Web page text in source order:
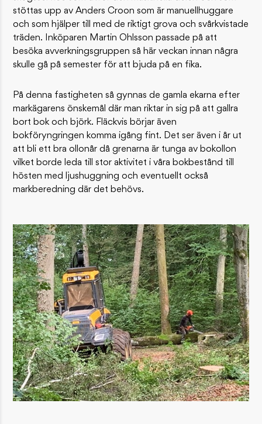
stöttas upp av Anders Croon som är manuellhuggare
och som hjälper till med de riktigt grova och svårkvistade
träden. Inköparen Martin Ohlsson passade på att
besöka avverkningsgruppen så här veckan innan några
skulle gå på semester för att bjuda på en fika.
På denna fastigheten så gynnas de gamla ekarna efter
markägarens önskemål där man riktar in sig på att gallra
bort bok och björk. Fläckvis börjar även
bokföryngringen komma igång fint. Det ser även i år ut
att bli ett bra ollonår då grenarna är tunga av bokollon
vilket borde leda till stor aktivitet i våra bokbestånd till
hösten med ljushuggning och eventuellt också
markberedning där det behövs.